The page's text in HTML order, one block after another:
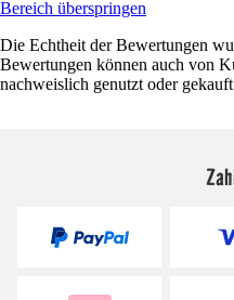
Bereich überspringen
Die Echtheit der Bewertungen
Bewertungen können auch von
nachweislich genutzt oder